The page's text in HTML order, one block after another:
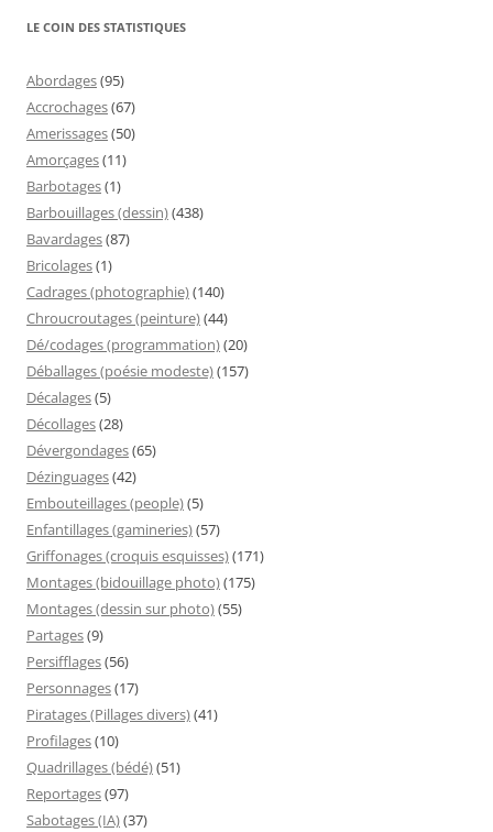
LE COIN DES STATISTIQUES
Abordages(95)
Accrochages(67)
Amerissages(50)
Amorçages(11)
Barbotages(1)
Barbouillages (dessin)(438)
Bavardages(87)
Bricolages(1)
Cadrages (photographie)(140)
Chroucroutages (peinture)(44)
Dé/codages (programmation)(20)
Déballages (poésie modeste)(157)
Décalages(5)
Décollages(28)
Dévergondages(65)
Dézinguages(42)
Embouteillages (people)(5)
Enfantillages (gamineries)(57)
Griffonages (croquis esquisses)(171)
Montages (bidouillage photo)(175)
Montages (dessin sur photo)(55)
Partages(9)
Persifflages(56)
Personnages(17)
Piratages (Pillages divers)(41)
Profilages(10)
Quadrillages (bédé)(51)
Reportages(97)
Sabotages (IA)(37)